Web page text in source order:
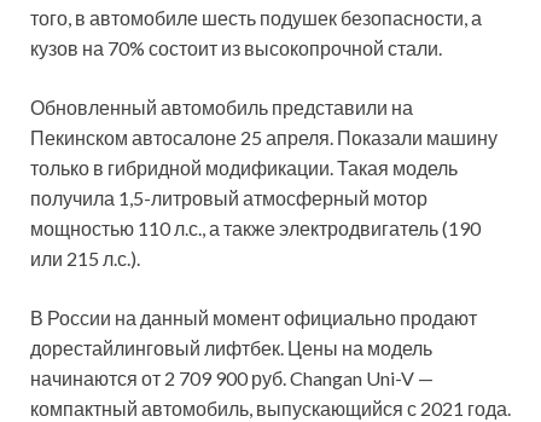
того, в автомобиле шесть подушек безопасности, а
кузов на 70% состоит из высокопрочной стали.
Обновленный автомобиль представили на
Пекинском автосалоне 25 апреля. Показали машину
только в гибридной модификации. Такая модель
получила 1,5-литровый атмосферный мотор
мощностью 110 л.с., а также электродвигатель (190
или 215 л.с.).
В России на данный момент официально продают
дорестайлинговый лифтбек. Цены на модель
начинаются от 2 709 900 руб. Changan Uni-V —
компактный автомобиль, выпускающийся с 2021 года.